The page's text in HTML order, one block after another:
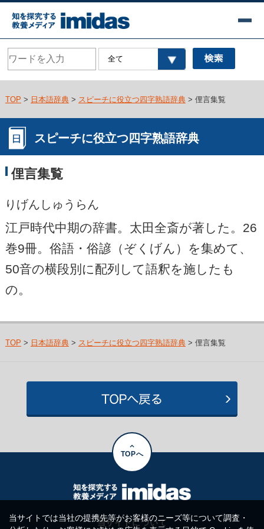
TOP > 日本語辞典> スピーチに役立つ四字熟語辞典> 俚言集覧
スピーチに役立つ四字熟語辞典
俚言集覧
りげんしゅうらん
江戸時代中期の辞書。太田全斎が著した。26
巻9冊。俗語・俗諺（ぞくげん）を集めて、
50音の横段別に配列して語釈を施したも
の。
TOP > 日本語辞典> スピーチに役立つ四字熟語辞典> 俚言集覧
TOPへ
当サイトについて
当サイトでは当社の提携先等がお客様のニーズ等について調査・